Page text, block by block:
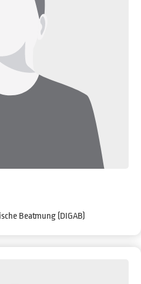
Beatmung (DIGAB)